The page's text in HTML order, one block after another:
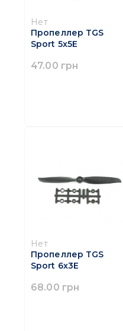
Нет
Пропеллер TGS
Sport 5x5E
47.00 грн
Нет
Пропеллер TGS
Sport 6x3Е
68.00 грн